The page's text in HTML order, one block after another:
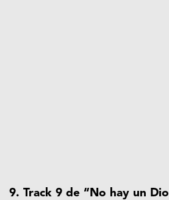
9. Track 9 de “No hay un